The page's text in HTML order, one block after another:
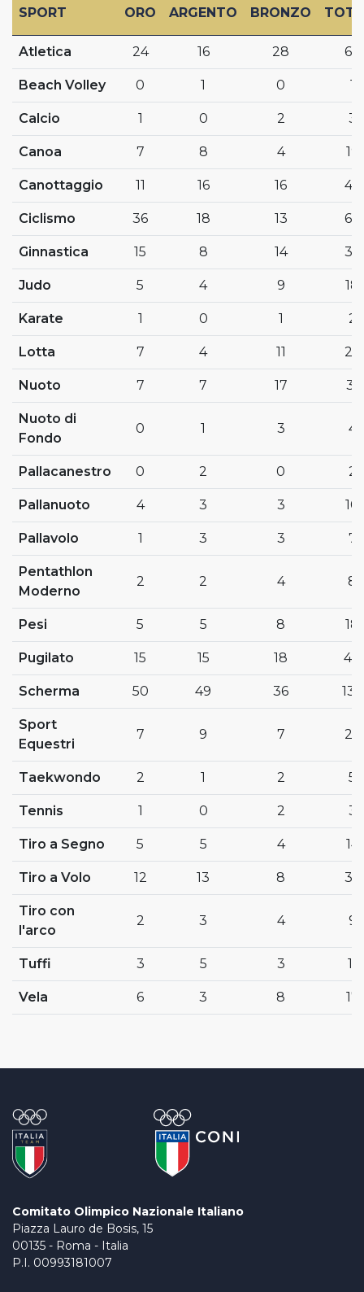
SPORT ORO ARGENTO BRONZO
Atletica 24 16 28 68
Beach Volley 0 1 0 1
Calcio 1 0 2 3
Canoa 7 8 4 19
Canottaggio 11 16 16 43
Ciclismo 36 18 13 67
Ginnastica 15 8 14 37
Judo 5 4 9 18
Karate 1 0 1 2
Lotta 7 4 11 22
Nuoto 7 7 17 31
Nuoto di
Fondo
0 1 3 4
Pallacanestro 0 2 0 2
Pallanuoto 4 3 3 10
Pallavolo 1 3 3 7
Pentathlon
Moderno
2 2 4 8
Pesi 5 5 8 18
Pugilato 15 15 18 48
Scherma 50 49 36 135
Sport
Equestri
7 9 7 23
Taekwondo 2 1 2 5
Tennis 1 0 2 3
Tiro a Segno 5 5 4 14
Tiro a Volo 12 13 8 33
Tiro con
l'arco
2 3 4 9
Tuffi 3 5 3 11
Vela 6 3 8 17
Comitato Olimpico Nazionale Italiano
Piazza Lauro de Bosis, 15
00135 - Roma - Italia
P.I. 00993181007